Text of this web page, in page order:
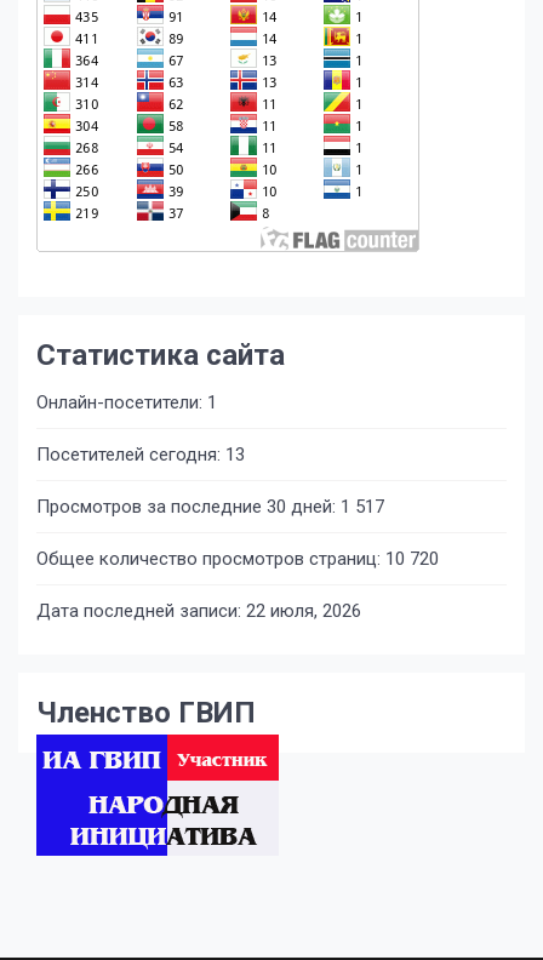
Статистика сайта
Онлайн-посетители: 1
Посетителей сегодня: 13
Просмотров за последние 30 дней: 1 517
Общее количество просмотров страниц: 10 720
Дата последней записи: 22 июля, 2026
Членство ГВИП